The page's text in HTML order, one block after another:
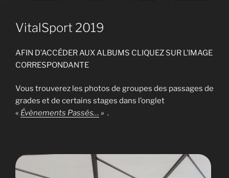
VitalSport 2019
AFIN D’ACCÉDER AUX ALBUMS CLIQUEZ SUR L’IMAGE
CORRESPONDANTE
Vous trouverez les photos de groupes des passages de
grades et de certains stages dans l’onglet
« Évènements Passés… » .